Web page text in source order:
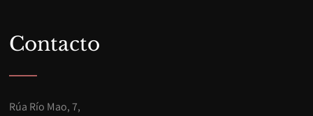
Contacto
Rúa Río Mao, 7,